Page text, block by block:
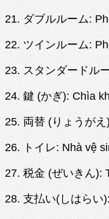
21. ダブルルーム:
22. ツインルーム:
23. スタンダードル
24. 鍵 (かぎ): Chìa
25. 両替 (りょうが
26. トイレ: Nhà vệ
27. 税金 (ぜいきん):
28. 支払い(しはらい